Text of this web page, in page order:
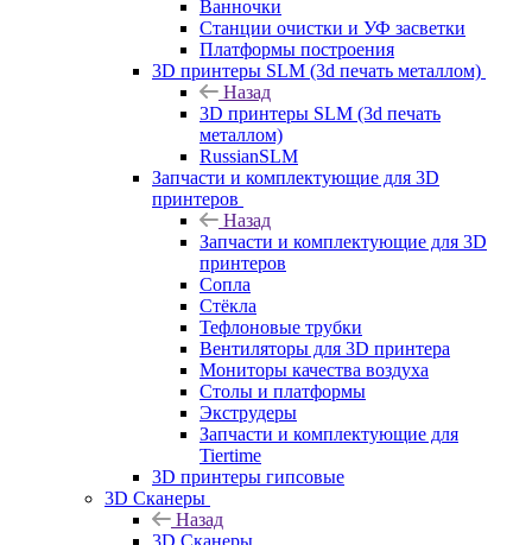
Ванночки
Станции очистки и УФ засветки
Платформы построения
3D принтеры SLM (3d печать металлом)
Назад
3D принтеры SLM (3d печать
металлом)
RussianSLM
Запчасти и комплектующие для 3D
принтеров
Назад
Запчасти и комплектующие для 3D
принтеров
Сопла
Cтёкла
Тефлоновые трубки
Вентиляторы для 3D принтера
Мониторы качества воздуха
Столы и платформы
Экструдеры
Запчасти и комплектующие для
Tiertime
3D принтеры гипсовые
3D Сканеры
Назад
3D Сканеры